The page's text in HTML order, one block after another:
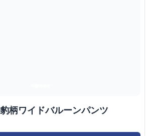
柄ワイドバルーンパンツ